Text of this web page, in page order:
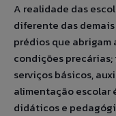
A realidade das
diferente das
prédios que abrigam
condições
serviços básicos,
alimentação escolar
didáticos e